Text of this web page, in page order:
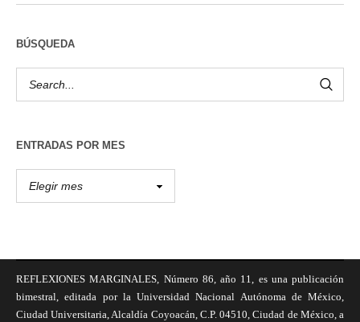
BÚSQUEDA
ENTRADAS POR MES
REFLEXIONES MARGINALES, Número 86, año 11, es una publicación
bimestral, editada por la Universidad Nacional Autónoma de México,
Ciudad Universitaria, Alcaldía Coyoacán, C.P. 04510, Ciudad de México, a